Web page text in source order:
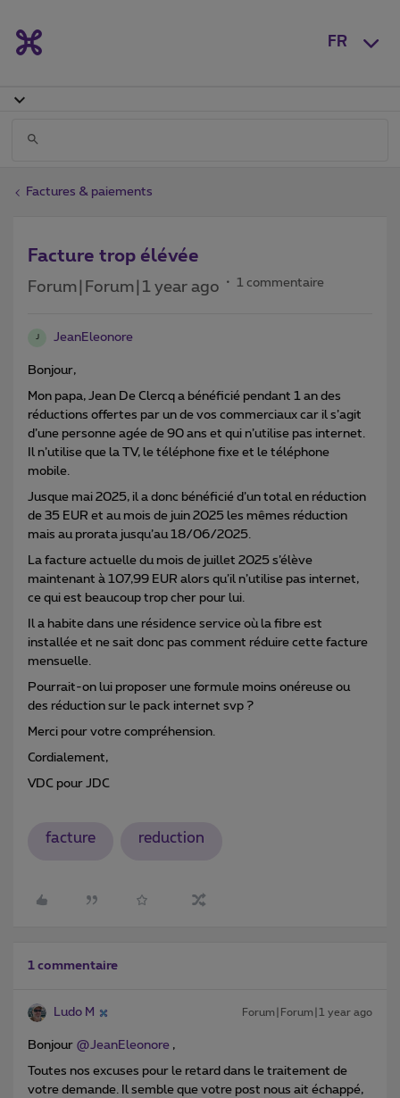
FR
Factures & paiements
Facture trop élévée
Forum|Forum|1 year ago 1 commentaire
J JeanEleonore
Bonjour,
Mon papa, Jean De Clercq a bénéficié pendant 1 an des
réductions offertes par un de vos commerciaux car il s’agit
d’une personne agée de 90 ans et qui n’utilise pas internet.
Il n’utilise que la TV, le téléphone fixe et le téléphone
mobile.
Jusque mai 2025, il a donc bénéficié d’un total en réduction
de 35 EUR et au mois de juin 2025 les mêmes réduction
mais au prorata jusqu’au 18/06/2025.
La facture actuelle du mois de juillet 2025 s’élève
maintenant à 107,99 EUR alors qu’il n’utilise pas internet,
ce qui est beaucoup trop cher pour lui.
Il a habite dans une résidence service où la fibre est
installée et ne sait donc pas comment réduire cette facture
mensuelle.
Pourrait-on lui proposer une formule moins onéreuse ou
des réduction sur le pack internet svp ?
Merci pour votre compréhension.
Cordialement,
VDC pour JDC
facture reduction
1 commentaire
Ludo M Forum|Forum|1 year ago
Bonjour ​ @JeanEleonore ,
Toutes nos excuses pour le retard dans le traitement de
votre demande. Il semble que votre post nous ait échappé,